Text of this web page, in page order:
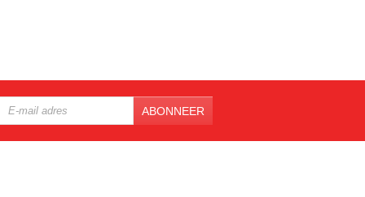
ABONNEER